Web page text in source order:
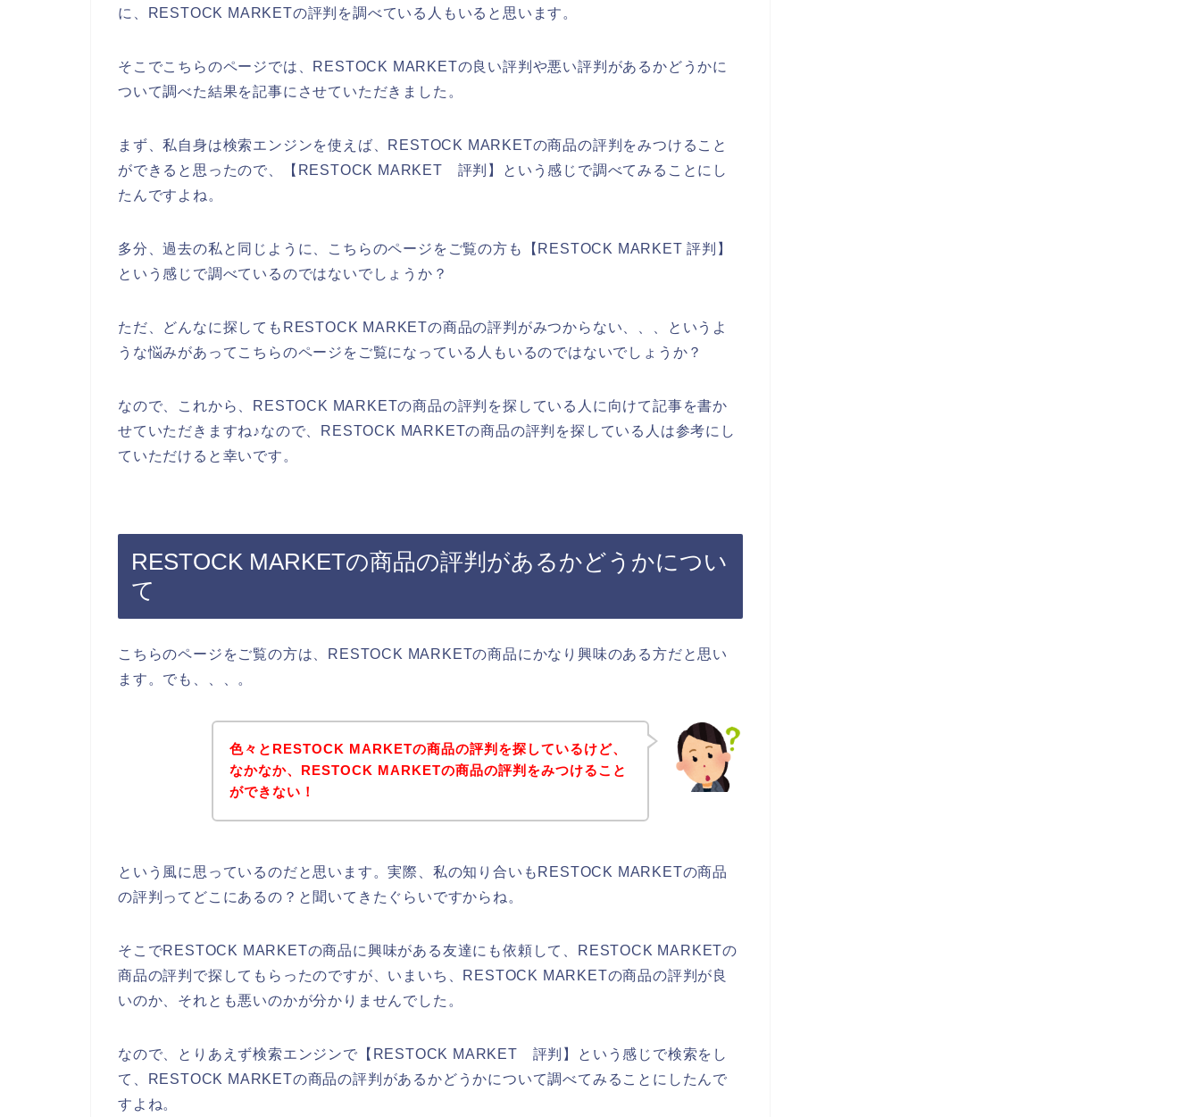
に、RESTOCK MARKETの評判を調べている人もいると思います。
そこでこちらのページでは、RESTOCK MARKETの良い評判や悪い評判があるかどうかに
ついて調べた結果を記事にさせていただきました。
まず、私自身は検索エンジンを使えば、RESTOCK MARKETの商品の評判をみつけること
ができると思ったので、【RESTOCK MARKET 評判】という感じで調べてみることにし
たんですよね。
多分、過去の私と同じように、こちらのページをご覧の方も【RESTOCK MARKET 評判】
という感じで調べているのではないでしょうか？
ただ、どんなに探してもRESTOCK MARKETの商品の評判がみつからない、、、というよ
うな悩みがあってこちらのページをご覧になっている人もいるのではないでしょうか？
なので、これから、RESTOCK MARKETの商品の評判を探している人に向けて記事を書か
せていただきますね♪なので、RESTOCK MARKETの商品の評判を探している人は参考にし
ていただけると幸いです。
RESTOCK MARKETの商品の評判があるかどうかについ
て
こちらのページをご覧の方は、RESTOCK MARKETの商品にかなり興味のある方だと思い
ます。でも、、、。
色々とRESTOCK MARKETの商品の評判を探しているけど、
なかなか、RESTOCK MARKETの商品の評判をみつけること
ができない！
という風に思っているのだと思います。実際、私の知り合いもRESTOCK MARKETの商品
の評判ってどこにあるの？と聞いてきたぐらいですからね。
そこでRESTOCK MARKETの商品に興味がある友達にも依頼して、RESTOCK MARKETの
商品の評判で探してもらったのですが、いまいち、RESTOCK MARKETの商品の評判が良
いのか、それとも悪いのかが分かりませんでした。
なので、とりあえず検索エンジンで【RESTOCK MARKET 評判】という感じで検索をし
て、RESTOCK MARKETの商品の評判があるかどうかについて調べてみることにしたんで
すよね。